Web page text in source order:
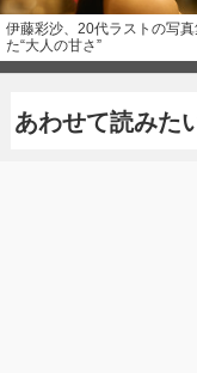
伊藤彩沙、20代ラストの写
た“大人の甘さ”
あわせて読みた